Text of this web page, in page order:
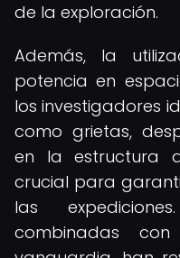
de la exploración.
Además, la
potencia en
los investigadores
como grietas,
en la estructura
crucial para
las
combinadas